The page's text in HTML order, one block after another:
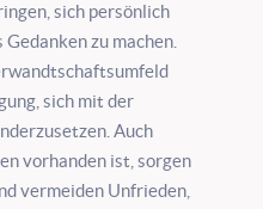
sich persönlich
zu machen.
sich mit der
Auch
vorhanden ist, sorgen
vermeiden Unfrieden,